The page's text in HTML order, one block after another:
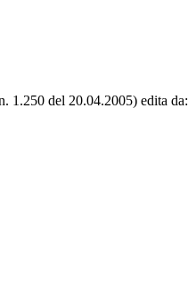
1.250 del 20.04.2005) edita da: